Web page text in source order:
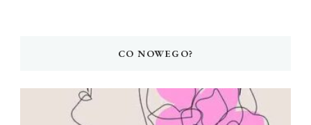
CO NOWEGO?